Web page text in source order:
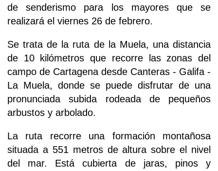
de senderismo para los mayores que se
realizará el viernes 26 de febrero.
Se trata de la ruta de la Muela, una distancia
de 10 kilómetros que recorre las zonas del
campo de Cartagena desde Canteras - Galifa -
La Muela, donde se puede disfrutar de una
pronunciada subida rodeada de pequeños
arbustos y arbolado.
La ruta recorre una formación montañosa
situada a 551 metros de altura sobre el nivel
del mar. Está cubierta de jaras, pinos y